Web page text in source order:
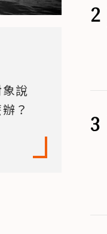
說
？
2
3